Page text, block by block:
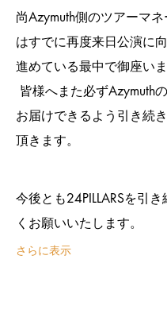
尚Azymuth側のツアーマ
はすでに再度来日公演に
進めている最中で御座いま
皆様へまた必ずAzymuth
お届けできるよう引き続
頂きます。
今後とも24PILLARSを引
くお願いいたします。
さらに表示